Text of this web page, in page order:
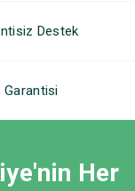
Destek
Garantisi
Her